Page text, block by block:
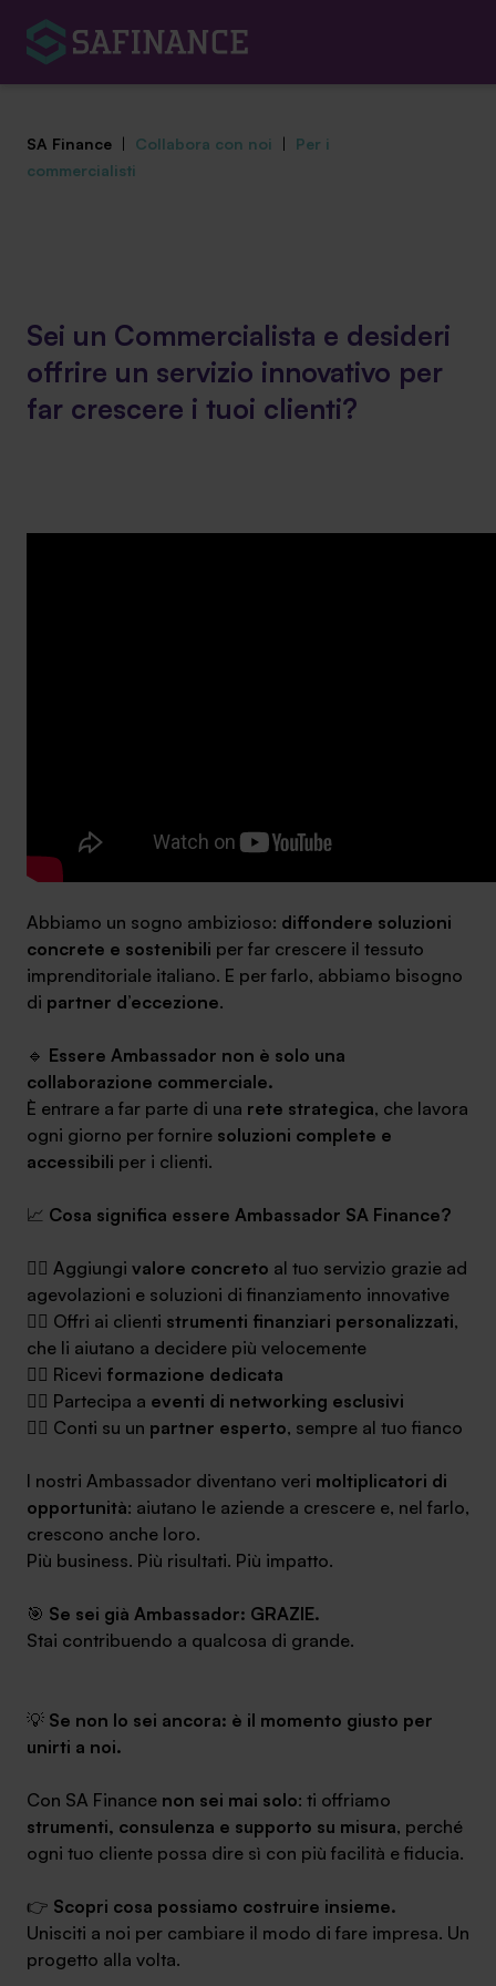
Centro studi
News ed eventi
+030.3540104
info@safinance.it
SA Finance Mediazione Creditizia Srl, società di mediazione creditizia
SA Finance | Collabora con noi | Per i
commercialisti
Sei un Commercialista e desideri
offrire un servizio innovativo per
far crescere i tuoi clienti?
Abbiamo un sogno ambizioso: diffondere soluzioni
concrete e sostenibili per far crescere il tessuto
imprenditoriale italiano. E per farlo, abbiamo bisogno
di partner d’eccezione.
🔹 Essere Ambassador non è solo una
collaborazione commerciale.
È entrare a far parte di una rete strategica, che lavora
ogni giorno per fornire soluzioni complete e
accessibili per i clienti.
📈 Cosa significa essere Ambassador SA Finance?
👉🏻 Aggiungi valore concreto al tuo servizio grazie ad
agevolazioni e soluzioni di finanziamento innovative
👉🏻 Offri ai clienti strumenti finanziari personalizzati,
che li aiutano a decidere più velocemente
👉🏻 Ricevi formazione dedicata
👉🏻 Partecipa a eventi di networking esclusivi
👉🏻 Conti su un partner esperto, sempre al tuo fianco
I nostri Ambassador diventano veri moltiplicatori di
opportunità: aiutano le aziende a crescere e, nel farlo,
crescono anche loro.
Più business. Più risultati. Più impatto.
🎯 Se sei già Ambassador: GRAZIE.
Stai contribuendo a qualcosa di grande.
💡 Se non lo sei ancora: è il momento giusto per
unirti a noi.
Con SA Finance non sei mai solo: ti offriamo
strumenti, consulenza e supporto su misura, perché
ogni tuo cliente possa dire sì con più facilità e fiducia.
👉 Scopri cosa possiamo costruire insieme.
Unisciti a noi per cambiare il modo di fare impresa. Un
progetto alla volta.